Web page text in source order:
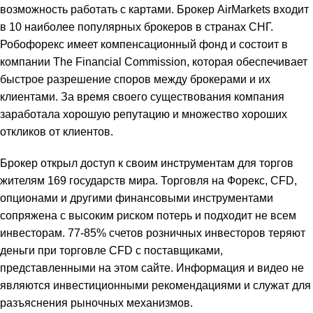
возможность работать с картами. Брокер AirMarkets входит
в 10 наиболее популярных брокеров в странах СНГ.
Робофорекс имеет компенсационный фонд и состоит в
компании The Financial Commission, которая обеспечивает
быстрое разрешение споров между брокерами и их
клиентами. За время своего существования компания
заработала хорошую репутацию и множество хороших
откликов от клиентов.
Брокер открыл доступ к своим инструментам для торгов
жителям 169 государств мира. Торговля на Форекс, CFD,
опционами и другими финансовыми инструментами
сопряжена с высоким риском потерь и подходит не всем
инвесторам. 77-85% счетов розничных инвесторов теряют
деньги при торговле CFD с поставщиками,
представленными на этом сайте. Информация и видео не
являются инвестиционными рекомендациями и служат для
разъяснения рыночных механизмов.